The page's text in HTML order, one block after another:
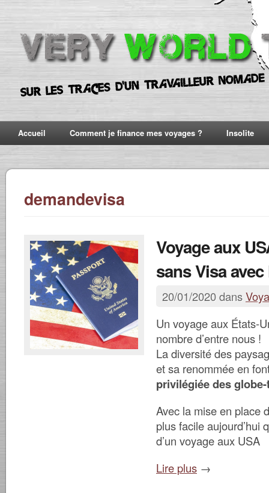
Accueil Comment je finance mes voyages ? Insolite
demandevisa
Voyage aux
sans Visa avec
20/01/2020 dans
Un voyage aux États-
nombre d’entre nous !
La diversité des
et sa renommée en
privilégiée des
Avec la mise en place
plus facile aujourd’hui
d’un voyage aux USA
Lire plus →